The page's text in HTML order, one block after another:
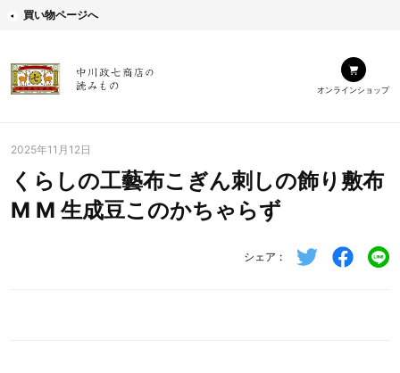
買い物ページへ
オンラインショップ
2025年11月12日
くらしの工藝布こぎん刺しの飾り敷布
M M 生成豆このかちゃらず
シェア